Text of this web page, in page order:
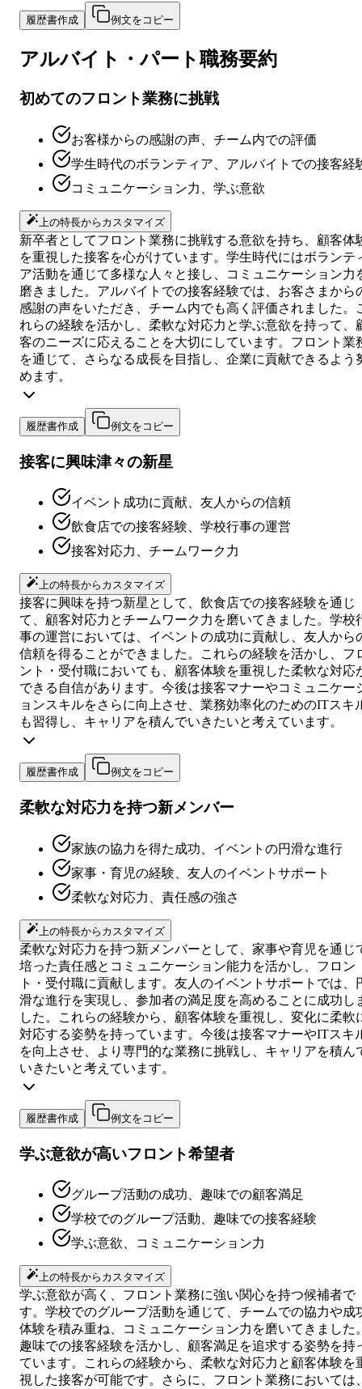
履歴書作成 例文をコピー
アルバイト・パート職務要約
初めてのフロント業務に挑戦
お客様からの感謝の声、チーム内での評価
学生時代のボランティア、アルバイトでの接客経
コミュニケーション力、学ぶ意欲
上の特長からカスタマイズ
新卒者としてフロント業務に挑戦する意欲を持ち、顧客体
を重視した接客を心がけています。学生時代にはボランテ
ア活動を通じて多様な人々と接し、コミュニケーション力
磨きました。アルバイトでの接客経験では、お客さまから
感謝の声をいただき、チーム内でも高く評価されました。
れらの経験を活かし、柔軟な対応力と学ぶ意欲を持って、
客のニーズに応えることを大切にしています。フロント業
を通じて、さらなる成長を目指し、企業に貢献できるよう
めます。
履歴書作成 例文をコピー
接客に興味津々の新星
イベント成功に貢献、友人からの信頼
飲食店での接客経験、学校行事の運営
接客対応力、チームワーク力
上の特長からカスタマイズ
接客に興味を持つ新星として、飲食店での接客経験を通じ
て、顧客対応力とチームワーク力を磨いてきました。学校
事の運営においては、イベントの成功に貢献し、友人から
信頼を得ることができました。これらの経験を活かし、フ
ント・受付職においても、顧客体験を重視した柔軟な対応
できる自信があります。今後は接客マナーやコミュニケー
ョンスキルをさらに向上させ、業務効率化のためのITスキ
も習得し、キャリアを積んでいきたいと考えています。
履歴書作成 例文をコピー
柔軟な対応力を持つ新メンバー
家族の協力を得た成功、イベントの円滑な進行
家事・育児の経験、友人のイベントサポート
柔軟な対応力、責任感の強さ
上の特長からカスタマイズ
柔軟な対応力を持つ新メンバーとして、家事や育児を通じ
培った責任感とコミュニケーション能力を活かし、フロン
ト・受付職に貢献します。友人のイベントサポートでは、
滑な進行を実現し、参加者の満足度を高めることに成功し
した。これらの経験から、顧客体験を重視し、変化に柔軟
対応する姿勢を持っています。今後は接客マナーやITスキ
を向上させ、より専門的な業務に挑戦し、キャリアを積ん
いきたいと考えています。
履歴書作成 例文をコピー
学ぶ意欲が高いフロント希望者
グループ活動の成功、趣味での顧客満足
学校でのグループ活動、趣味での接客経験
学ぶ意欲、コミュニケーション力
上の特長からカスタマイズ
学ぶ意欲が高く、フロント業務に強い関心を持つ候補者で
す。学校でのグループ活動を通じて、チームでの協力や成
体験を積み重ね、コミュニケーション力を磨いてきました
趣味での接客経験を活かし、顧客満足を追求する姿勢を持
ています。これらの経験から、柔軟な対応力と顧客体験を
視した接客が可能です。さらに、フロント業務においては